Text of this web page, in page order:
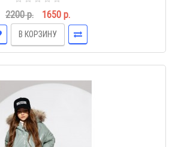
2200 р. 1650 р.
В КОРЗИНУ